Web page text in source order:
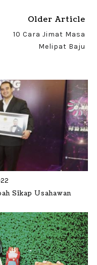
Older Article
10 Cara Jimat Masa
Melipat Baju
Sikap Usahawan